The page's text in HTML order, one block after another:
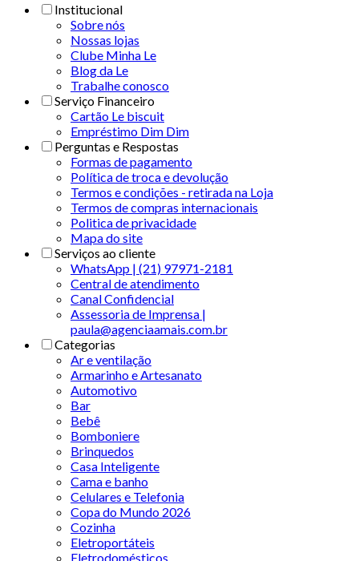
Institucional
Sobre nós
Nossas lojas
Clube Minha Le
Blog da Le
Trabalhe conosco
Serviço Financeiro
Cartão Le biscuit
Empréstimo Dim Dim
Perguntas e Respostas
Formas de pagamento
Política de troca e devolução
Termos e condições - retirada na Loja
Termos de compras internacionais
Politica de privacidade
Mapa do site
Serviços ao cliente
WhatsApp | (21) 97971-2181
Central de atendimento
Canal Confidencial
Assessoria de Imprensa |
paula@agenciaamais.com.br
Categorias
Ar e ventilação
Armarinho e Artesanato
Automotivo
Bar
Bebê
Bomboniere
Brinquedos
Casa Inteligente
Cama e banho
Celulares e Telefonia
Copa do Mundo 2026
Cozinha
Eletroportáteis
Eletrodomésticos